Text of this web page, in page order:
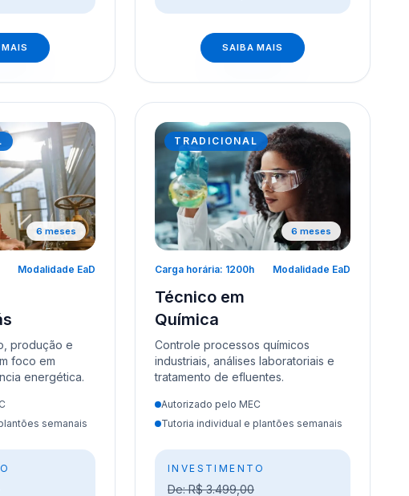
SAIBA MAIS
6 meses
Modalidade EaD
produção e
foco em
energética.
semanais
TRADICIONAL
6 meses
Carga horária: 1200h Modalidade EaD
Técnico em
Química
Controle processos químicos
industriais, análises laboratoriais e
tratamento de efluentes.
Autorizado pelo MEC
Tutoria individual e plantões semanais
INVESTIMENTO
De: R$ 3.499,00